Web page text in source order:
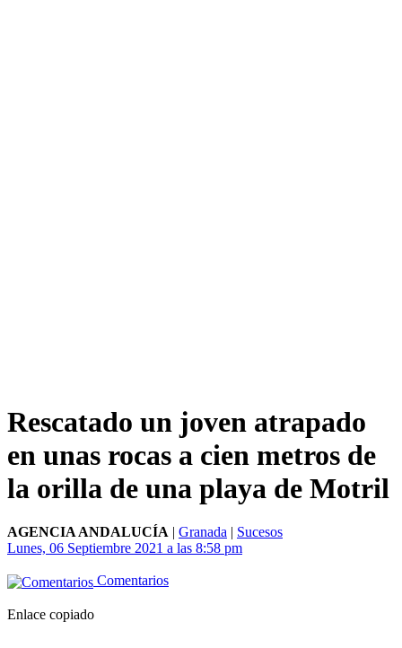
Rescatado un joven atrapado
en unas rocas a cien metros de
la orilla de una playa de Motril
AGENCIA ANDALUCÍA | Granada | Sucesos
Lunes, 06 Septiembre 2021 a las 8:58 pm
Comentarios
Enlace copiado